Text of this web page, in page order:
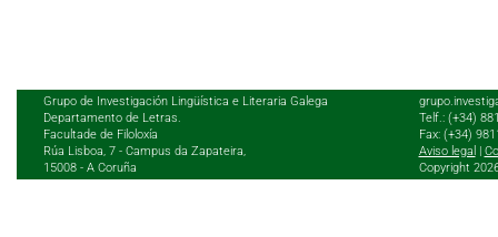
Grupo de Investigación Lingüística e Literaria Galega
Departamento de Letras.
Facultade de Filoloxía
Rúa Lisboa, 7 - Campus da Zapateira,
15008 - A Coruña
Telf.: (+34)
Fax: (+34)
Aviso legal
Copyright